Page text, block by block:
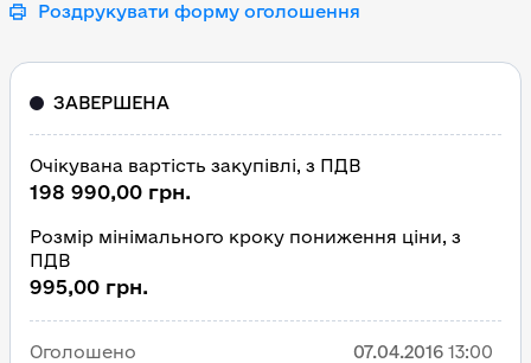
Роздрукувати форму оголошення
ЗАВЕРШЕНА
Очікувана вартість закупівлі, з ПДВ
198 990,00 грн.
Розмір мінімального кроку пониження ціни, з
ПДВ
995,00 грн.
Оголошено 07.04.2016 13:00